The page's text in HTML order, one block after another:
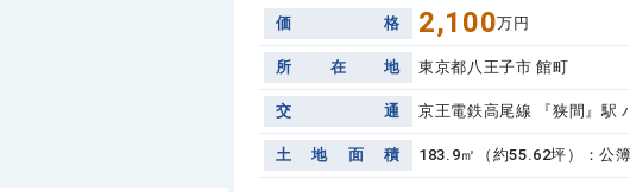
価 格 2,100万円
所 在 地 東京都八王子市 館町
交 通 京王電鉄高尾線 『狭間』駅
土 地 面 積 183.9㎡（約55.62坪）：公簿